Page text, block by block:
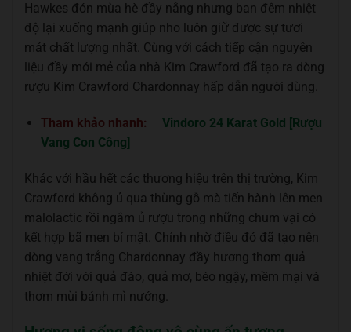
Hawkes đón mùa hè đầy nắng nhưng ban đêm nhiệt
độ lại xuống mạnh giúp nho luôn giữ được sự tươi
mát chất lượng nhất. Cùng với cách tiếp cận nguyên
liệu đầy mới mẻ của nhà Kim Crawford đã tạo ra dòng
rượu Kim Crawford Chardonnay hấp dẫn người dùng.
Tham khảo nhanh:
Vindoro 24 Karat Gold [Rượu
Vang Con Công]
Khác với hầu hết các thương hiệu trên thị trường, Kim
Crawford không ủ qua thùng gỗ mà tiến hành lên men
malolactic rồi ngâm ủ rượu trong những chum vại có
kết hợp bã men bí mật. Chính nhờ điều đó đã tạo nên
dòng vang trắng Chardonnay đầy hương thơm quả
nhiệt đới với quả đào, quả mơ, béo ngậy, mềm mại và
thơm mùi bánh mì nướng.